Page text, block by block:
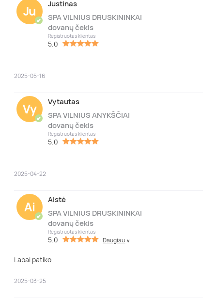
Ju
✔
Justinas
SPA VILNIUS DRUSKININKAI
dovanų čekis
Registruotas klientas
5.0
2025-05-16
Vy
✔
Vytautas
SPA VILNIUS ANYKŠČIAI
dovanų čekis
Registruotas klientas
5.0
2025-04-22
Ai
✔
Aistė
SPA VILNIUS DRUSKININKAI
dovanų čekis
Registruotas klientas
5.0 Daugiau ∨
Labai patiko
2025-03-25